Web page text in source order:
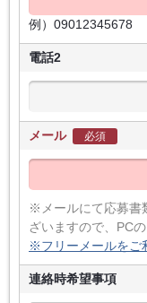
例）09012345678
電話2
メール 必須
※メールにて応募書
ざいますので、PC
※フリーメールをご
連絡時希望事項